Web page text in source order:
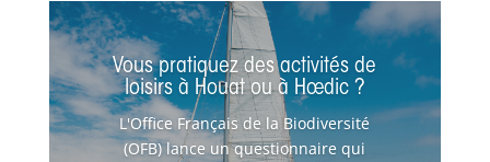
Vous pratiquez des activités de
loisirs à Houat ou à Hœdic ?
L'Office Français de la Biodiversité
(OFB) lance un questionnaire qui